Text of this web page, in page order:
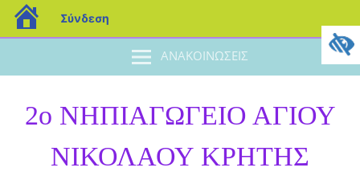
ΑΝΑΚΟΙΝΩΣΕΙΣ
2ο ΝΗΠΙΑΓΩΓΕΙΟ ΑΓΙΟΥ
ΝΙΚΟΛΑΟΥ ΚΡΗΤΗΣ
Σύνδεση